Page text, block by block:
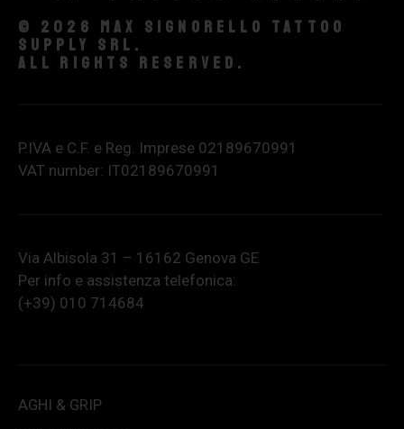
© 2026 Max Signorello Tattoo
supply srl.
All rights reserved.
P.IVA e C.F. e Reg. Imprese 02189670991
VAT number: IT02189670991
Via Albisola 31 – 16162 Genova GE
Per info e assistenza telefonica:
(+39) 010 714684
AGHI & GRIP